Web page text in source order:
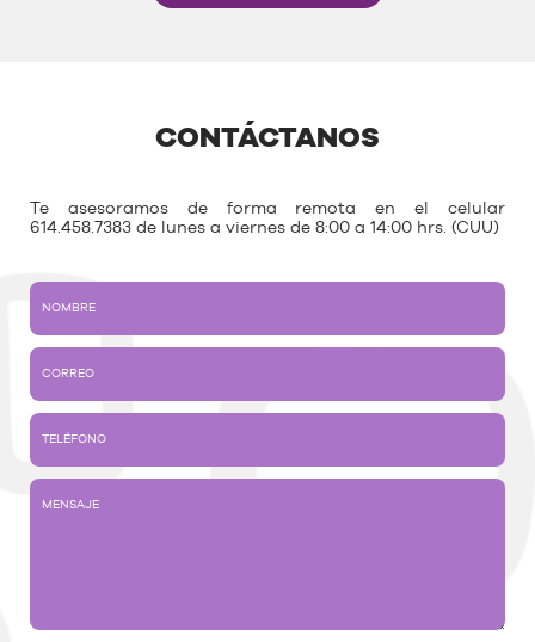
CONTÁCTANOS
Te asesoramos de forma remota en el celular
614.458.7383 de lunes a viernes de 8:00 a 14:00 hrs. (CUU)